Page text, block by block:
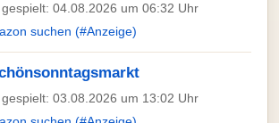
04.08.2026 um 06:32 Uhr
suchen (#Anzeige)
03.08.2026 um 13:02 Uhr